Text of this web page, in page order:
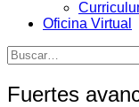
Oficina Virtual
Fuertes